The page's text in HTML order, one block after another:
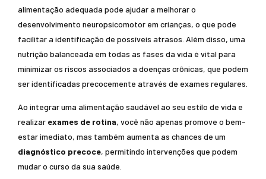
alimentação adequada pode ajudar a melhorar o
desenvolvimento neuropsicomotor em crianças, o que pode
facilitar a identificação de possíveis atrasos. Além disso, uma
nutrição balanceada em todas as fases da vida é vital para
minimizar os riscos associados a doenças crônicas, que podem
ser identificadas precocemente através de exames regulares.
Ao integrar uma alimentação saudável ao seu estilo de vida e
realizar exames de rotina, você não apenas promove o bem-
estar imediato, mas também aumenta as chances de um
diagnóstico precoce, permitindo intervenções que podem
mudar o curso da sua saúde.